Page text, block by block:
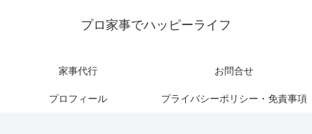
プロ家事でハッピーライフ
家事代行 お問合せ
プロフィール プライバシーポリシー・免責事項